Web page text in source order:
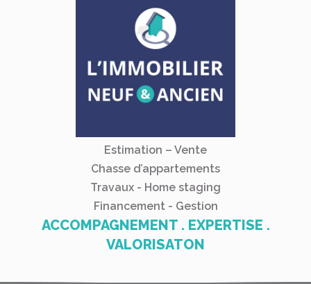
Estimation – Vente
Chasse d’appartements
Travaux - Home staging
Financement - Gestion
ACCOMPAGNEMENT . EXPERTISE .
VALORISATON